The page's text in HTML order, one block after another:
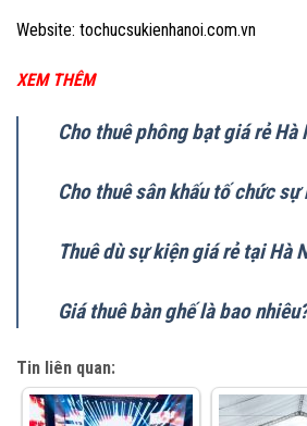
Website: tochucsukienhanoi.com.vn
XEM THÊM
Cho thuê phông bạt giá rẻ Hà
Cho thuê sân khấu tố chức sự
Thuê dù sự kiện giá rẻ tại Hà
Giá thuê bàn ghế là bao
Tin liên quan: